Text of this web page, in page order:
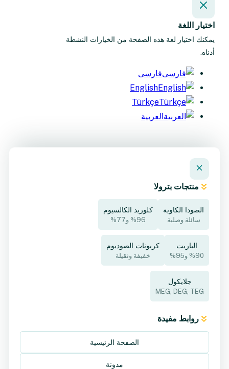
اختيار اللغة
يمكنك اختيار لغة هذه الصفحة من الخيارات النشطة
أدناه.
فارسی
English
Türkçe
العربية
منتجات بترولا
الصودا الكاوية
سائلة وصلبة
كلوريد الكالسيوم
%96 و77%
الباريت
%90 و95%
كربونات الصوديوم
خفيفة وثقيلة
جلايكول
MEG, DEG, TEG
روابط مفيدة
الصفحة الرئيسية
مدونة